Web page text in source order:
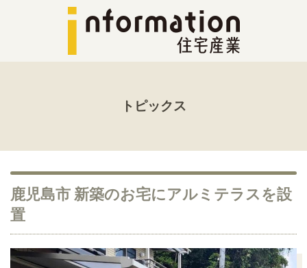
トピックス
鹿児島市 新築のお宅にアルミテラスを設
置